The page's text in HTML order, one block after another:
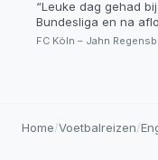
“Leuke dag gehad
Bundesliga en na
FC Köln – Jahn
Home/Voetbalreizen/